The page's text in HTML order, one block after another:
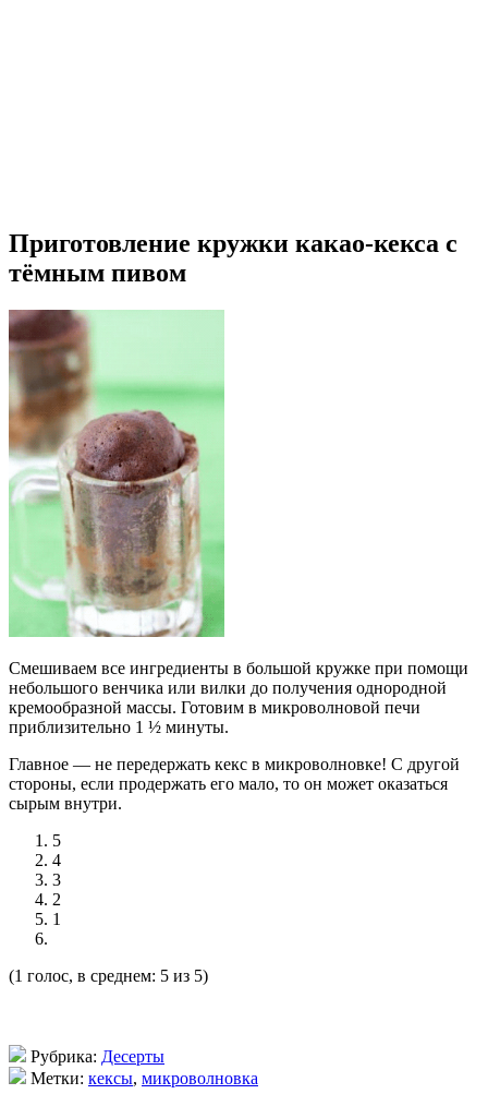
Приготовление кружки какао-кекса с
тёмным пивом
Смешиваем все ингредиенты в большой кружке при помощи
небольшого венчика или вилки до получения однородной
кремообразной массы. Готовим в микроволновой печи
приблизительно 1 ½ минуты.
Главное — не передержать кекс в микроволновке! С другой
стороны, если продержать его мало, то он может оказаться
сырым внутри.
5
4
3
2
1
(1 голос, в среднем: 5 из 5)
Рубрика: Десерты
Метки: кексы, микроволновка